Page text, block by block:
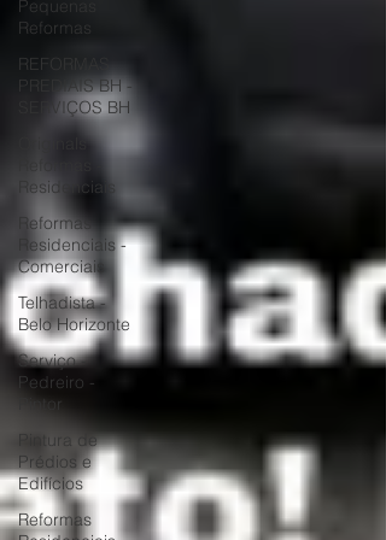
Pequenas
Reformas
REFORMAS
PREDIAIS BH -
SERVIÇOS BH
Originals
Residenciais
Reformas
Residenciais -
Comerciais
Telhadista -
Belo Horizonte
Serviço -
Pedreiro -
Pintor
Pintura de
Prédios e
Edifícios
Reformas